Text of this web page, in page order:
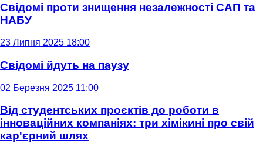
Свідомі проти знищення незалежності САП та
НАБУ
23 Липня 2025 18:00
Свідомі йдуть на паузу
02 Березня 2025 11:00
Від студентських проєктів до роботи в
інноваційних компаніях: три хімікині про свій
кар'єрний шлях